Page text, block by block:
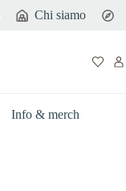
Chi siamo
Info & merch